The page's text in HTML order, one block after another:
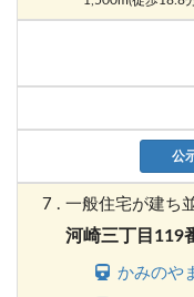
公
7 . 一般住宅が建ち
河崎三丁目119
かみのや